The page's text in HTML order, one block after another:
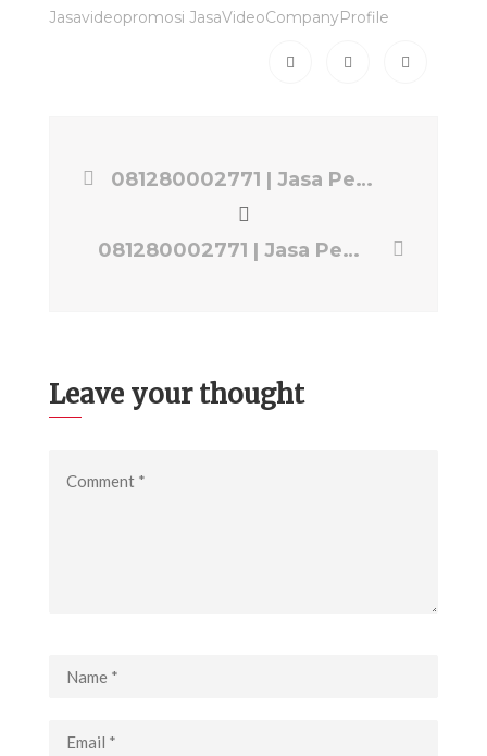
Jasavideopromosi JasaVideoCompanyProfile
081280002771 | Jasa Pembuatan Company Profile Video Bogor | Jasa Video EPS PRODUCTION
081280002771 | Jasa Pembuatan Video Company Profile Bogor | Jasa Video EPS PRODUCTION
Leave your thought